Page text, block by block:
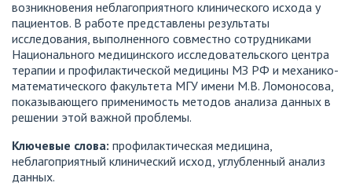
возникновения неблагоприятного клинического исхода у
пациентов. В работе представлены результаты
исследования, выполненного совместно сотрудниками
Национального медицинского исследовательского центра
терапии и профилактической медицины МЗ РФ и механико-
математического факультета МГУ имени М.В. Ломоносова,
показывающего применимость методов анализа данных в
решении этой важной проблемы.
Ключевые слова: профилактическая медицина,
неблагоприятный клинический исход, углубленный анализ
данных.